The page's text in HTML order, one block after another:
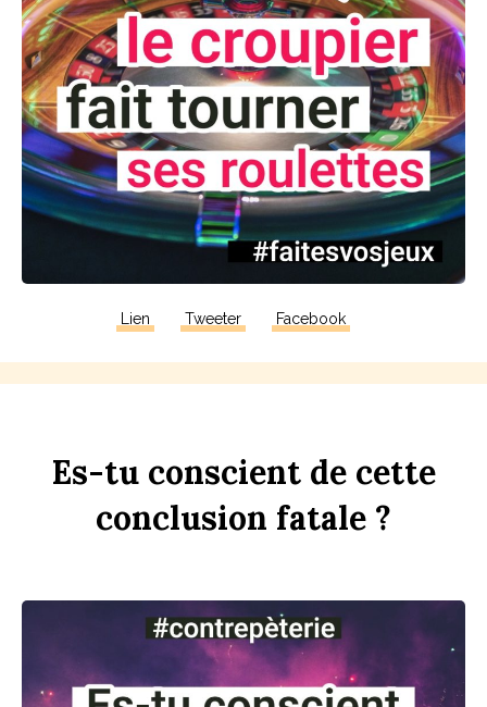
Lien Tweeter Facebook
Es-tu conscient de cette
conclusion fatale ?